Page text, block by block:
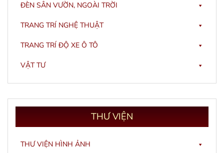
ĐÈN SÂN VƯỜN, NGOÀI TRỜI
TRANG TRÍ NGHỆ THUẬT
TRANG TRÍ ĐỘ XE Ô TÔ
VẬT TƯ
THƯVIỆN
THƯ VIỆN HÌNH ẢNH